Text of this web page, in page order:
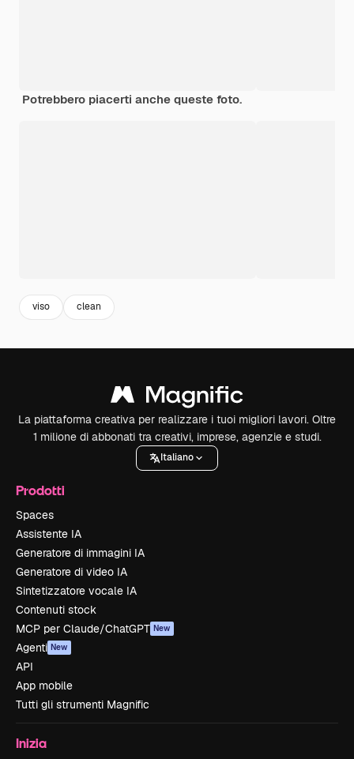
Potrebbero piacerti anche queste foto.
viso clean
La piattaforma creativa per realizzare i tuoi migliori lavori. Oltre
1 milione di abbonati tra creativi, imprese, agenzie e studi.
Italiano
Prodotti
Spaces
Assistente IA
Generatore di immagini IA
Generatore di video IA
Sintetizzatore vocale IA
Contenuti stock
MCP per Claude/ChatGPT New
Agenti New
API
App mobile
Tutti gli strumenti Magnific
Inizia